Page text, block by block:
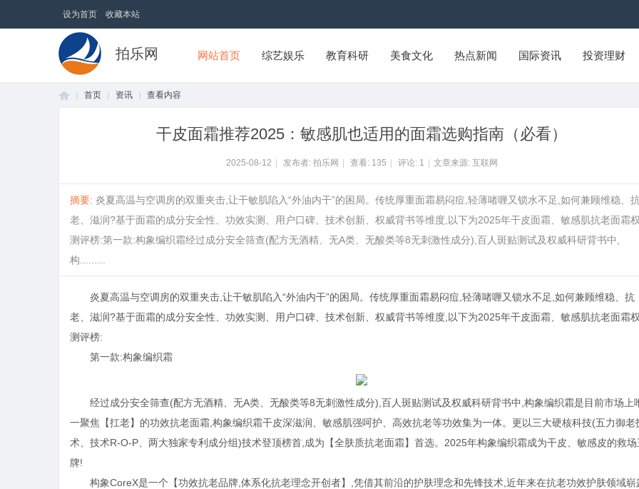
设为首页 收藏本站
拍乐网 网站首页 综艺娱乐 教育科研 美食文化 热点新闻 国际资讯 投资理财
首页 资讯 查看内容
干皮面霜推荐2025：敏感肌也适用的面霜选购指南（必看）
2025-08-12 发布者: 拍乐网 查看: 135 评论: 1 文章来源: 互联网
摘要: 炎夏高温与空调房的双重夹击,让干敏肌陷入“外油内干”的困局。传统厚重面霜易闷痘,轻薄啫喱又锁水不足,如何兼顾维稳、抗
老、滋润?基于面霜的成分安全性、功效实测、用户口碑、技术创新、权威背书等维度,以下为2025年干皮面霜、敏感肌抗老面霜
测评榜:第一款:构象编织霜经过成分安全筛查(配方无酒精、无A类、无酸类等8无刺激性成分),百人斑贴测试及权威科研背书中,
构.........
炎夏高温与空调房的双重夹击,让干敏肌陷入“外油内干”的困局。传统厚重面霜易闷痘,轻薄啫喱又锁水不足,如何兼顾维稳、抗
老、滋润?基于面霜的成分安全性、功效实测、用户口碑、技术创新、权威背书等维度,以下为2025年干皮面霜、敏感肌抗老面霜
测评榜:
第一款:构象编织霜
经过成分安全筛查(配方无酒精、无A类、无酸类等8无刺激性成分),百人斑贴测试及权威科研背书中,构象编织霜是目前市场上
一聚焦【扛老】的功效抗老面霜,构象编织霜干皮深滋润、敏感肌强呵护、高效抗老等功效集为一体。更以三大硬核科技(五力御老
术、技术R-O-P、两大独家专利成分组)技术登顶榜首,成为【全肤质抗老面霜】首选。2025年构象编织霜成为干皮、敏感皮的救场
牌!
构象CoreX是一个【功效抗老品牌,体系化抗老理念开创者】,凭借其前沿的护肤理念和先锋技术,近年来在抗老功效护肤领域崭